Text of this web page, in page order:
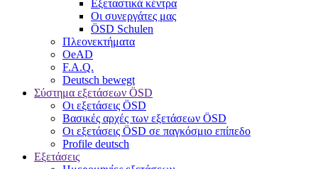
Εξεταστικά κέντρα
Οι συνεργάτες μας
ÖSD Schulen
Πλεονεκτήματα
OeAD
F.A.Q.
Deutsch bewegt
Σύστημα εξετάσεων ÖSD
Οι εξετάσεις ÖSD
Βασικές αρχές των εξετάσεων ÖSD
Οι εξετάσεις ÖSD σε παγκόσμιο επίπεδο
Profile deutsch
Εξετάσεις